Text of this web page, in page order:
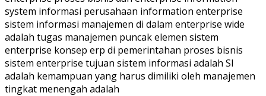
system informasi perusahaan information enterprise
sistem informasi manajemen di dalam enterprise wide
adalah tugas manajemen puncak elemen sistem
enterprise konsep erp di pemerintahan proses bisnis
sistem enterprise tujuan sistem informasi adalah SI
adalah kemampuan yang harus dimiliki oleh manajemen
tingkat menengah adalah